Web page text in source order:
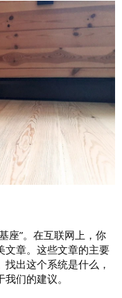
座”。在互联网上，你
文章。这些文章的主要
出这个系统是什么，
们的建议。